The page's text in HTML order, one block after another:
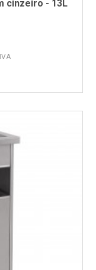
cinzeiro - 13L